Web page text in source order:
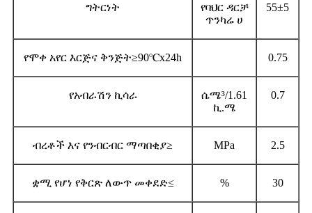
ግትርነት
የባህር ዳርቻ
ጥንካሬ ሀ
55±5
የሞቀ አየር እርጅና ቅንጅት≥90℃x24h 0.75
የአብራሽን ኪሳራ
ሴሜ³/1.61
ኪ.ሜ
0.7
ብረቶች እና የንብርብር ማጣበቂያ≥ MPa 2.5
ቋሚ የሆነ የቅርጽ ለውጥ መቀደድ≤ % 30